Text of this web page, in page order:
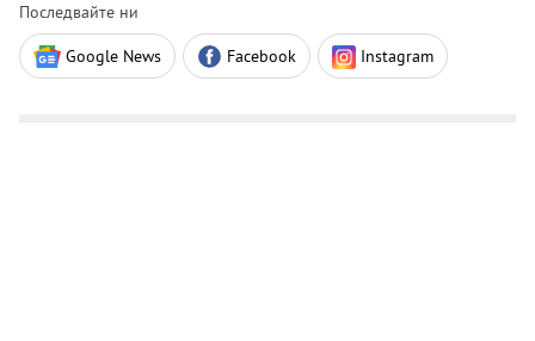
Последвайте ни
Google News Facebook Instagram